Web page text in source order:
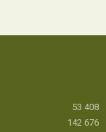
53 408
142 676